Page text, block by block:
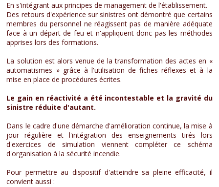
En s'intégrant aux principes de management de l'établissement.
Des retours d'expérience sur sinistres ont démontré que certains
membres du personnel ne réagissent pas de manière adéquate
face à un départ de feu et n'appliquent donc pas les méthodes
apprises lors des formations.
La solution est alors venue de la transformation des actes en «
automatismes » grâce à l'utilisation de fiches réflexes et à la
mise en place de procédures écrites.
Le gain en réactivité a été incontestable et la gravité du
sinistre réduite d'autant.
Dans le cadre d'une démarche d'amélioration continue, la mise à
jour régulière et l'intégration des enseignements tirés lors
d'exercices de simulation viennent compléter ce schéma
d'organisation à la sécurité incendie.
Pour permettre au dispositif d'atteindre sa pleine efficacité, il
convient aussi :